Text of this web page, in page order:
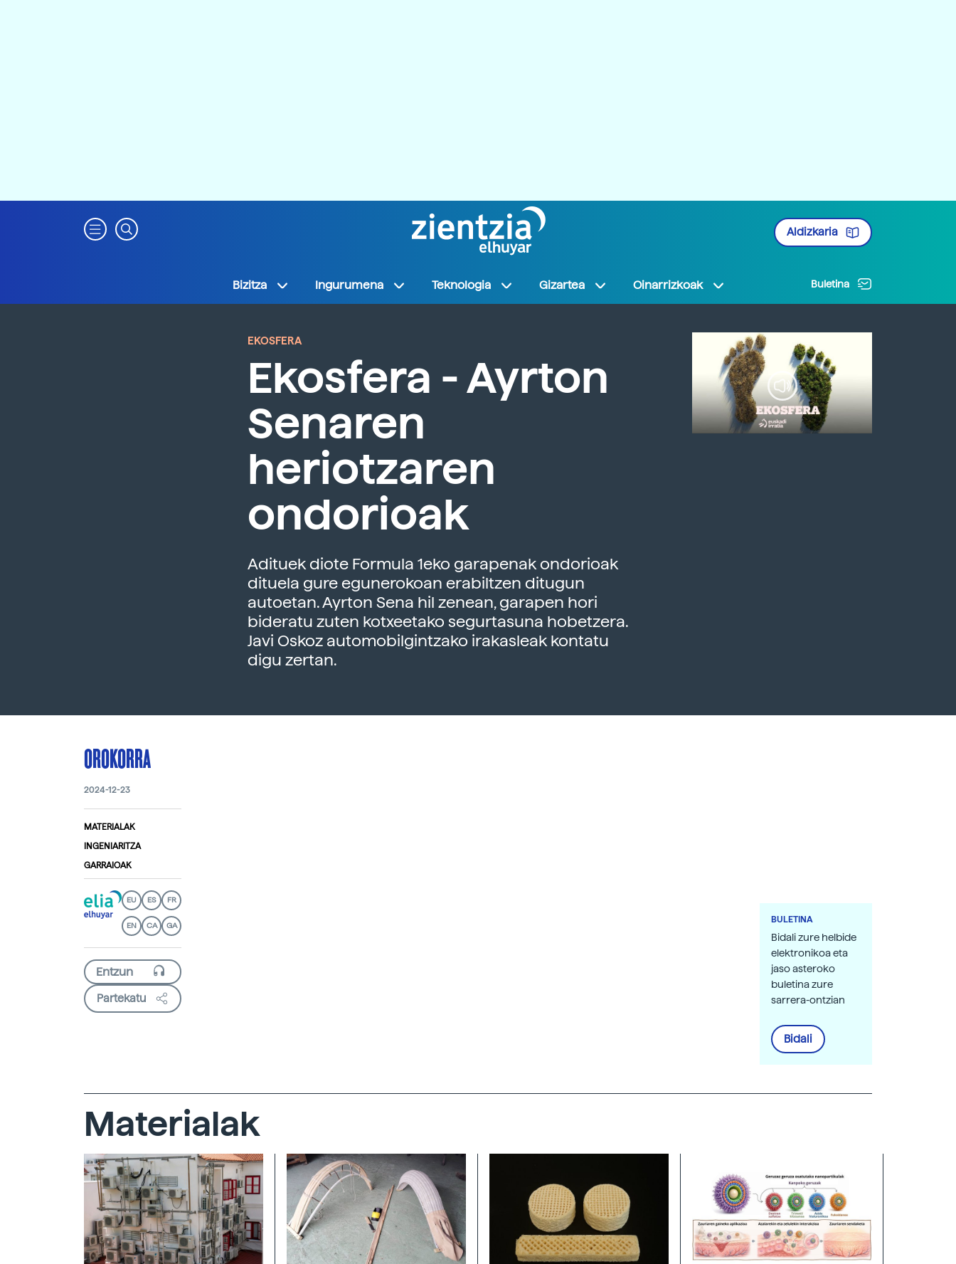
Aldizkaria
Bizitza Ingurumena Teknologia Gizartea Oinarrizkoak Buletina
EKOSFERA
Ekosfera - Ayrton
Senaren
heriotzaren
ondorioak
Adituek diote Formula 1eko garapenak ondorioak
dituela gure egunerokoan erabiltzen ditugun
autoetan. Ayrton Sena hil zenean, garapen hori
bideratu zuten kotxeetako segurtasuna hobetzera.
Javi Oskoz automobilgintzako irakasleak kontatu
digu zertan.
OROKORRA
2024-12-23
MATERIALAK
INGENIARITZA
GARRAIOAK
EU ES FR
EN CA GA
Partekatu
BULETINA
Bidali zure helbide
elektronikoa eta
jaso asteroko
buletina zure
sarrera-ontzian
Bidali
Materialak